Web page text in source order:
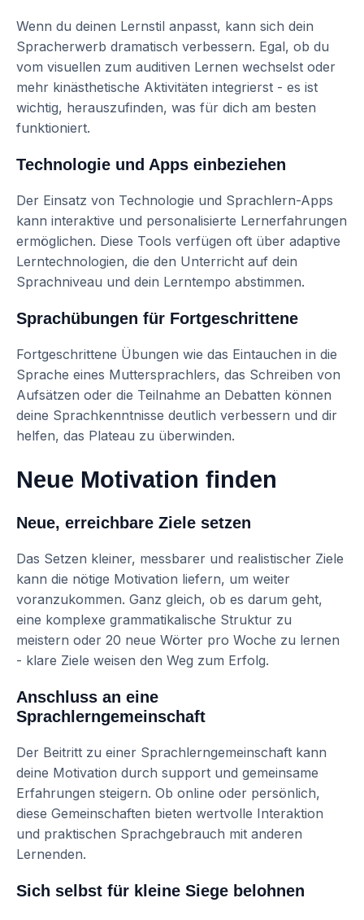
Wenn du deinen Lernstil anpasst, kann sich dein
Spracherwerb dramatisch verbessern. Egal, ob du
vom visuellen zum auditiven Lernen wechselst oder
mehr kinästhetische Aktivitäten integrierst - es ist
wichtig, herauszufinden, was für dich am besten
funktioniert.
Technologie und Apps einbeziehen
Der Einsatz von Technologie und Sprachlern-Apps
kann interaktive und personalisierte Lernerfahrungen
ermöglichen. Diese Tools verfügen oft über adaptive
Lerntechnologien, die den Unterricht auf dein
Sprachniveau und dein Lerntempo abstimmen.
Sprachübungen für Fortgeschrittene
Fortgeschrittene Übungen wie das Eintauchen in die
Sprache eines Muttersprachlers, das Schreiben von
Aufsätzen oder die Teilnahme an Debatten können
deine Sprachkenntnisse deutlich verbessern und dir
helfen, das Plateau zu überwinden.
Neue Motivation finden
Neue, erreichbare Ziele setzen
Das Setzen kleiner, messbarer und realistischer Ziele
kann die nötige Motivation liefern, um weiter
voranzukommen. Ganz gleich, ob es darum geht,
eine komplexe grammatikalische Struktur zu
meistern oder 20 neue Wörter pro Woche zu lernen
- klare Ziele weisen den Weg zum Erfolg.
Anschluss an eine
Sprachlerngemeinschaft
Der Beitritt zu einer Sprachlerngemeinschaft kann
deine Motivation durch support und gemeinsame
Erfahrungen steigern. Ob online oder persönlich,
diese Gemeinschaften bieten wertvolle Interaktion
und praktischen Sprachgebrauch mit anderen
Lernenden.
Sich selbst für kleine Siege belohnen